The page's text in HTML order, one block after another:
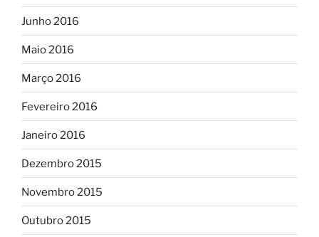
Junho 2016
Maio 2016
Março 2016
Fevereiro 2016
Janeiro 2016
Dezembro 2015
Novembro 2015
Outubro 2015